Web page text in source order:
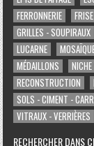
FERRONNERIE
FRISE
GRILLES - SOUPIRAUX
LUCARNE
MÉDAILLONS
RECONSTRUCTION
SOLS - CIMENT -
VITRAUX - VERRIÈRES
RECHERCHER DANS